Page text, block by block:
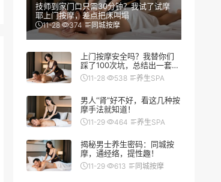
技师到家门口只需30分钟？我试了试摩
耶上门按摩，差点把床叫塌
11-28 374 同城按摩
上门按摩安全吗？我替你们
踩了100次坑，总结出一套防
翻车秘籍
11-28 538 养生SPA
男人“肾”好不好，看这几种按
摩手法就知道！
11-29 464 养生SPA
揭秘男士养生密码：同城按
摩，通经络，提性趣！
11-29 613 同城按摩